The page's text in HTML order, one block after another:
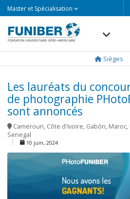
Master et Spécialisation
Sièges
Les lauréats du
de photographie
sont annoncés
Cameroun, Côte d'Ivoire, Gabón, Maroc,
Senegal
10 juin, 2024